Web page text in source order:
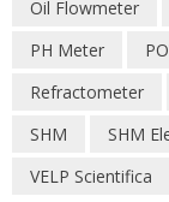
Oil Flowmeter
PH Meter
Refractometer
SHM
SHM
VELP Scientifica